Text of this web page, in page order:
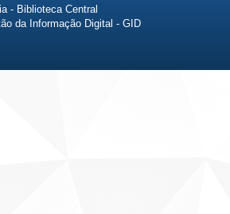
- Biblioteca Central
da Informação Digital - GID